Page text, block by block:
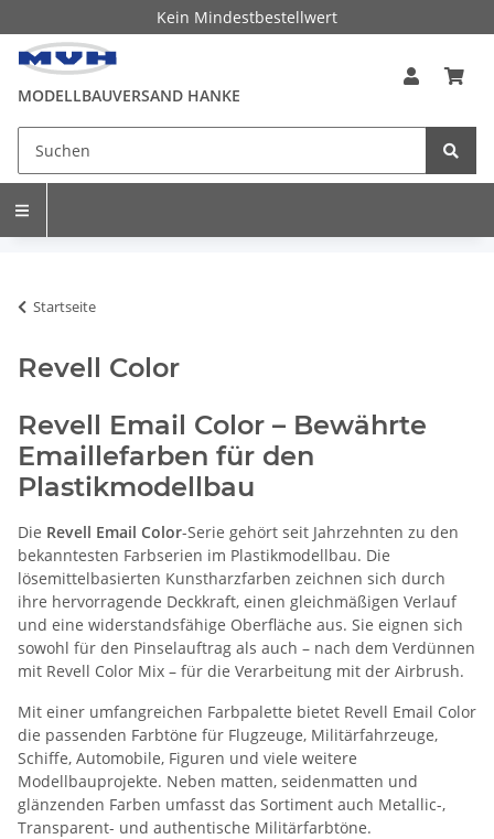
Kein Mindestbestellwert
MODELLBAUVERSAND HANKE
Startseite
Revell Color
Revell Email Color – Bewährte
Emaillefarben für den
Plastikmodellbau
Die Revell Email Color-Serie gehört seit Jahrzehnten zu den
bekanntesten Farbserien im Plastikmodellbau. Die
lösemittelbasierten Kunstharzfarben zeichnen sich durch
ihre hervorragende Deckkraft, einen gleichmäßigen Verlauf
und eine widerstandsfähige Oberfläche aus. Sie eignen sich
sowohl für den Pinselauftrag als auch – nach dem Verdünnen
mit Revell Color Mix – für die Verarbeitung mit der Airbrush.
Mit einer umfangreichen Farbpalette bietet Revell Email Color
die passenden Farbtöne für Flugzeuge, Militärfahrzeuge,
Schiffe, Automobile, Figuren und viele weitere
Modellbauprojekte. Neben matten, seidenmatten und
glänzenden Farben umfasst das Sortiment auch Metallic-,
Transparent- und authentische Militärfarbtöne.